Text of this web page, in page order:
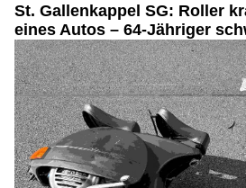
St. Gallenkappel SG: Roller
eines Autos – 64-Jähriger